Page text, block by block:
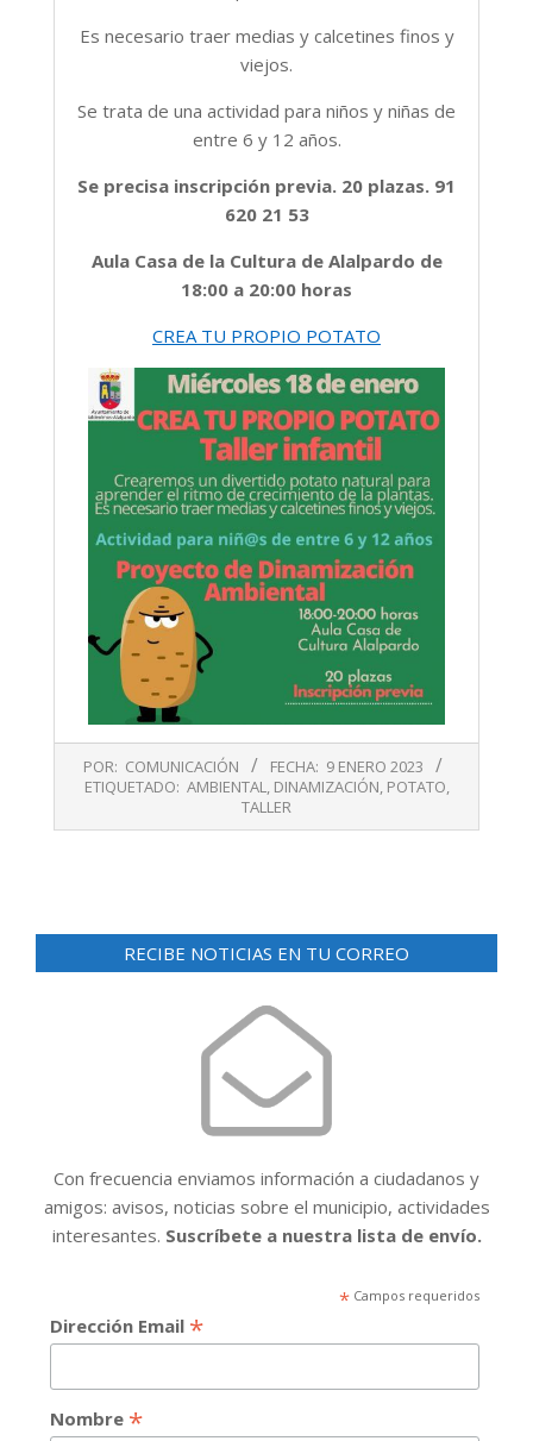
Es necesario traer medias y calcetines finos y
viejos.
Se trata de una actividad para niños y niñas de
entre 6 y 12 años.
Se precisa inscripción previa. 20 plazas. 91
620 21 53
Aula Casa de la Cultura de Alalpardo de
18:00 a 20:00 horas
CREA TU PROPIO POTATO
POR: COMUNICACIÓN FECHA: 9 ENERO 2023
ETIQUETADO: AMBIENTAL, DINAMIZACIÓN, POTATO,
TALLER
RECIBE NOTICIAS EN TU CORREO
Con frecuencia enviamos información a ciudadanos y
amigos: avisos, noticias sobre el municipio, actividades
interesantes. Suscríbete a nuestra lista de envío.
*Campos requeridos
Dirección Email *
Nombre *